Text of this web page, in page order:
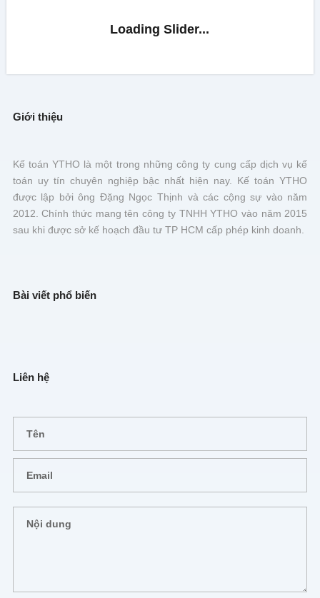
Giới thiệu
Kế toán YTHO là một trong những công ty cung cấp dịch vụ kế
toán uy tín chuyên nghiệp bậc nhất hiện nay. Kế toán YTHO
được lập bởi ông Đặng Ngọc Thịnh và các cộng sự vào năm
2012. Chính thức mang tên công ty TNHH YTHO vào năm 2015
sau khi được sở kế hoạch đầu tư TP HCM cấp phép kinh doanh.
Bài viết phổ biến
Liên hệ